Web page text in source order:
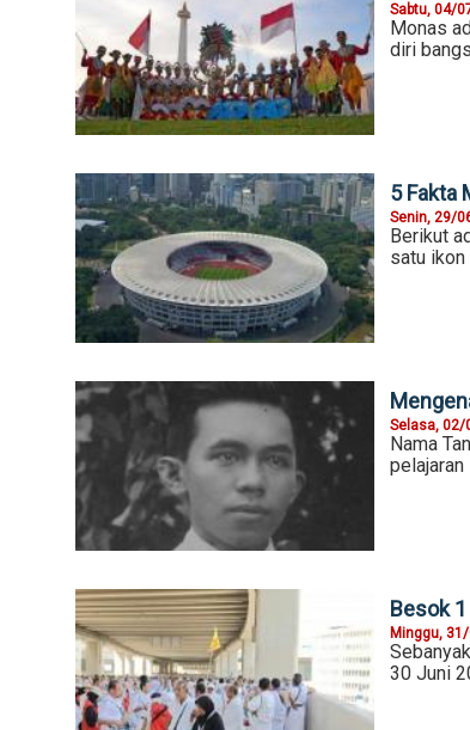
Sabtu, 04/
Monas
diri
5 Fakta
Senin, 29/
Berikut
satu
Selasa, 02/
Nama
Besok
Minggu,
30 Juni